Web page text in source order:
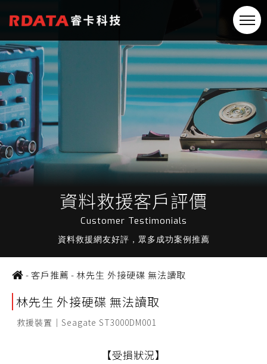
資料救援客戶評價
Customer Testimonials
資料救援網友好評，眾多成功案例推薦
-客戶推薦 - 林先生 外接硬碟 無法讀取
林先生 外接硬碟 無法讀取
救援裝置｜Seagate ST3000DM001
【受損狀況】